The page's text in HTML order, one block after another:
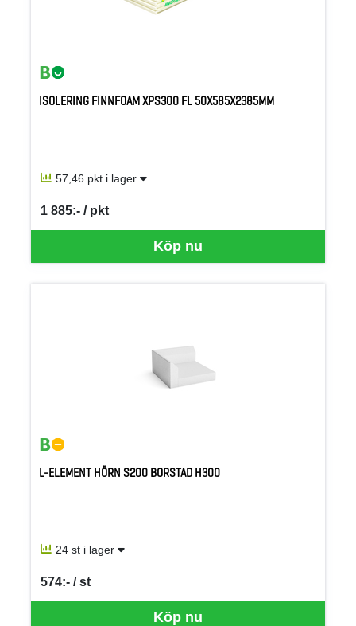
ISOLERING FINNFOAM XPS300 FL 50X585X2385MM
57,46 pkt i lager
Köp nu
1 885:- / pkt
SEK per PKT
L-ELEMENT HÖRN S200 BORSTAD H300
24 st i lager
Köp nu
574:- / st
SEK per ST